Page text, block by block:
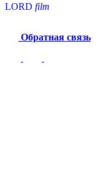
LORD film
Обратная связь